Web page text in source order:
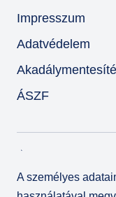
Impresszum
Adatvédelem
ÁSZF
A személyes